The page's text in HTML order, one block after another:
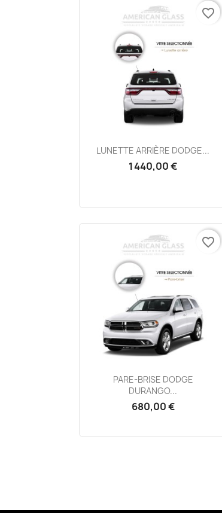
Aperçu rapide
LUNETTE ARRIÈRE DODGE...
1 440,00 €
favorite_border
Aperçu rapide
PARE-BRISE DODGE
DURANGO...
680,00 €
favorite_border